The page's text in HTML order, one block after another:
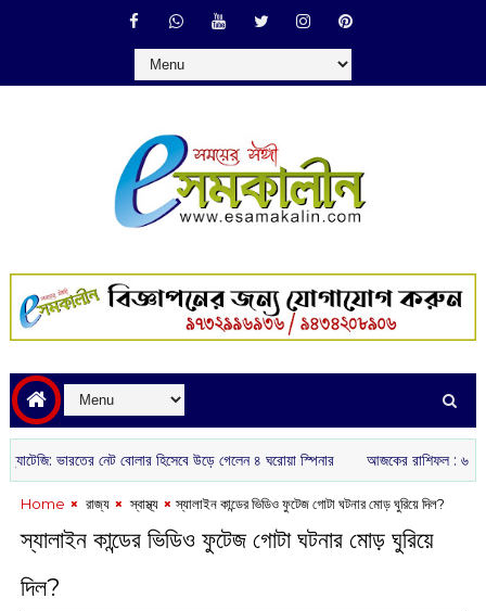
ভারতের নেট বোলার হিসেবে উড়ে গেলেন ৪ ঘরোয়া স্পিনার আজকের রাশিফল :‌ ‌‌৬ আগস্ট,
Home ‌ রাজ্য ‌ স্বাস্থ্য স্যালাইন ‌কান্ডের ভিডিও ফুটেজ গোটা ঘটনার মোড় ঘুরিয়ে দিল?
স্যালাইন ‌কান্ডের ভিডিও ফুটেজ গোটা ঘটনার মোড় ঘুরিয়ে
দিল?